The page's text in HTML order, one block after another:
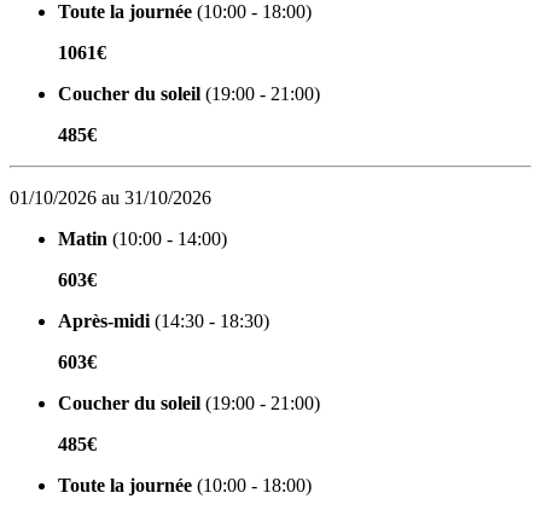
Toute la journée (10:00 - 18:00)
1061€
Coucher du soleil (19:00 - 21:00)
485€
01/10/2026 au 31/10/2026
Matin (10:00 - 14:00)
603€
Après-midi (14:30 - 18:30)
603€
Coucher du soleil (19:00 - 21:00)
485€
Toute la journée (10:00 - 18:00)